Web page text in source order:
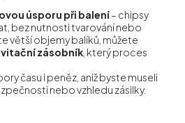
úsporu při balení– chipsy
bez nutnosti tvarování nebo
větší objemy balíků, můžete
zásobník, který proces
času i peněz, aniž byste museli
nebo vzhledu zásilky.